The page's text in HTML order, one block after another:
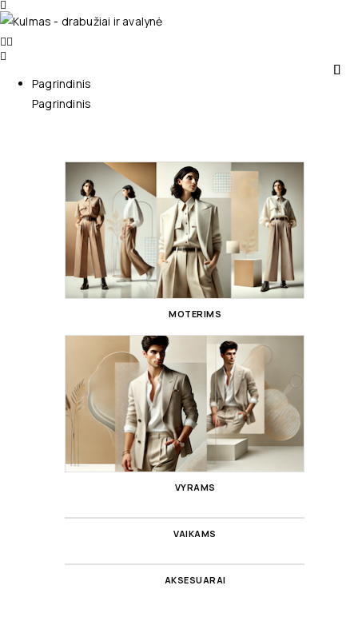
Pagrindinis
Pagrindinis
MOTERIMS
VYRAMS
VAIKAMS
AKSESUARAI